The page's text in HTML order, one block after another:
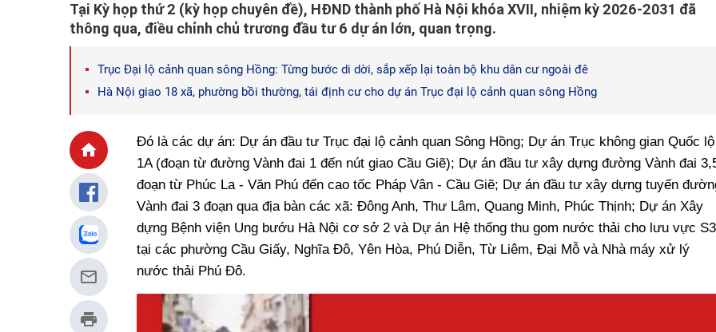
Tại Kỳ họp thứ 2 (kỳ họp chuyên đề), HĐND thành phố Hà Nội khóa XVII, nhiệm kỳ 2026-2031 đã
thông qua, điều chỉnh chủ trương đầu tư 6 dự án lớn, quan trọng.
Trục Đại lộ cảnh quan sông Hồng: Từng bước di dời, sắp xếp lại toàn bộ khu dân cư ngoài đê
Hà Nội giao 18 xã, phường bồi thường, tái định cư cho dự án Trục đại lộ cảnh quan sông Hồng
Đó là các dự án: Dự án đầu tư Trục đại lộ cảnh quan Sông Hồng; Dự án Trục không gian Quốc lộ
1A (đoạn từ đường Vành đai 1 đến nút giao Cầu Giẽ); Dự án đầu tư xây dựng đường Vành đai
đoạn từ Phúc La - Văn Phú đến cao tốc Pháp Vân - Cầu Giẽ; Dự án đầu tư xây dựng tuyến
Vành đai 3 đoạn qua địa bàn các xã: Đông Anh, Thư Lâm, Quang Minh, Phúc Thịnh; Dự án Xây
dựng Bệnh viện Ung bướu Hà Nội cơ sở 2 và Dự án Hệ thống thu gom nước thải cho lưu vực S3
tại các phường Cầu Giấy, Nghĩa Đô, Yên Hòa, Phú Diễn, Từ Liêm, Đại Mỗ và Nhà máy xử lý
nước thải Phú Đô.